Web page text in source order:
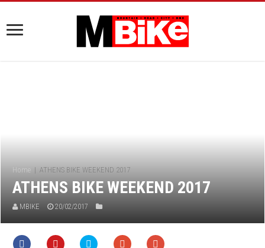
Home | ATHENS BIKE WEEKEND 2017
ATHENS BIKE WEEKEND 2017
MBIKE 20/02/2017